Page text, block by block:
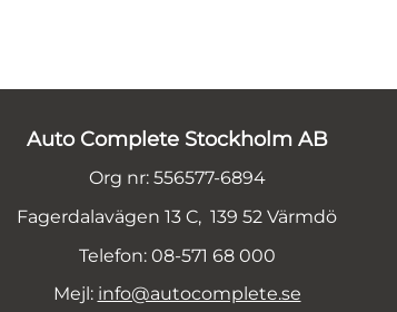
Auto Complete Stockholm AB
Org nr: 556577-6894
Fagerdalavägen 13 C, 139 52 Värmdö
Telefon: 08-571 68 000
Mejl: info@autocomplete.se